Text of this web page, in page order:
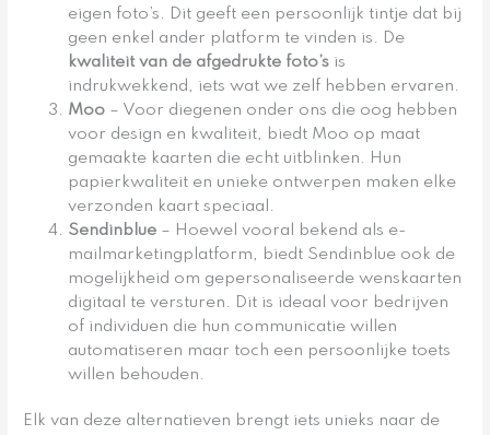
eigen foto’s. Dit geeft een persoonlijk tintje dat bij
geen enkel ander platform te vinden is. De
kwaliteit van de afgedrukte foto’s is
indrukwekkend, iets wat we zelf hebben ervaren.
Moo – Voor diegenen onder ons die oog hebben
voor design en kwaliteit, biedt Moo op maat
gemaakte kaarten die echt uitblinken. Hun
papierkwaliteit en unieke ontwerpen maken elke
verzonden kaart speciaal.
Sendinblue – Hoewel vooral bekend als e-
mailmarketingplatform, biedt Sendinblue ook de
mogelijkheid om gepersonaliseerde wenskaarten
digitaal te versturen. Dit is ideaal voor bedrijven
of individuen die hun communicatie willen
automatiseren maar toch een persoonlijke toets
willen behouden.
Elk van deze alternatieven brengt iets unieks naar de